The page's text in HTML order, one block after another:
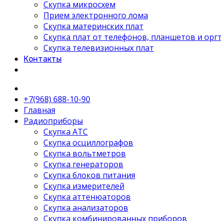
Скупка микросхем
Прием электронного лома
Скупка материнских плат
Скупка плат от телефонов, планшетов и
Скупка телевизионных плат
Контакты
+7(968) 688-10-90
Главная
Радиоприборы
Скупка АТС
Скупка осциллографов
Скупка вольтметров
Скупка генераторов
Скупка блоков питания
Скупка измерителей
Скупка аттенюаторов
Скупка анализаторов
Скупка комбинированных приборов